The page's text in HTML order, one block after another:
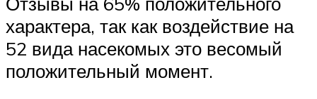
характера, так как воздействие на
52 вида насекомых это весомый
положительный момент.